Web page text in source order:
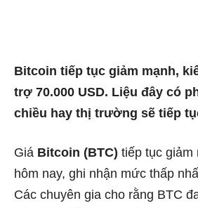
Bitcoin tiếp tục giảm mạnh,
trợ 70.000 USD. Liệu đây có
chiều hay thị trường sẽ tiếp
Giá Bitcoin (BTC) tiếp tục giảm
hôm nay, ghi nhận mức thấp
Các chuyên gia cho rằng BTC